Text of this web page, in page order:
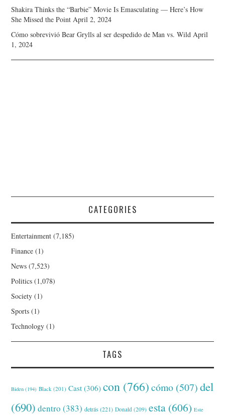
Shakira Thinks the “Barbie” Movie Is Emasculating — Here’s How
She Missed the Point April 2, 2024
Cómo sobrevivió Bear Grylls al ser despedido de Man vs. Wild April
1, 2024
CATEGORIES
Entertainment (7,185)
Finance (1)
News (7,523)
Politics (1,078)
Society (1)
Sports (1)
Technology (1)
TAGS
Biden (194) Black (201) Cast (306) con (766) cómo (507) del
(690) dentro (383) detrás (221) Donald (209) esta (606) Este